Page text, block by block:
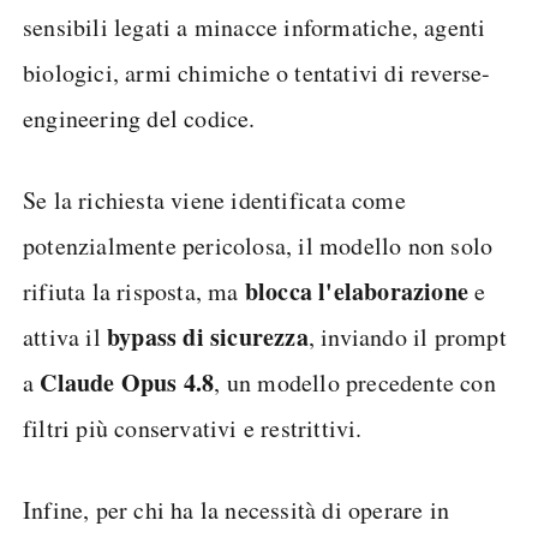
sensibili legati a minacce informatiche, agenti
biologici, armi chimiche o tentativi di reverse-
engineering del codice.
Se la richiesta viene identificata come
potenzialmente pericolosa, il modello non solo
rifiuta la risposta, ma blocca l'elaborazionee
attiva il bypass di sicurezza, inviando il prompt
a Claude Opus 4.8, un modello precedente con
filtri più conservativi e restrittivi.
Infine, per chi ha la necessità di operare in